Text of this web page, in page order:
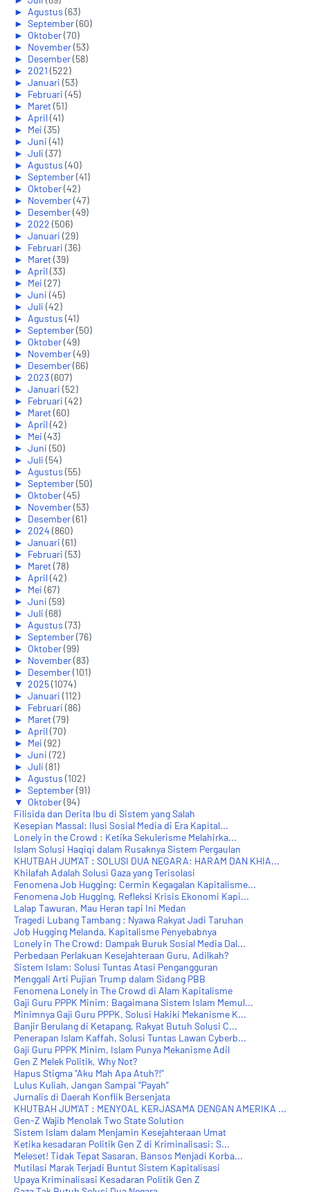
► Agustus (63)
► September(60)
► Oktober(70)
► November(53)
► Desember(58)
► 2021 (522)
► Januari (53)
► Februari (45)
► Maret(51)
► April(41)
► Mei (35)
► Juni (41)
► Juli (37)
► Agustus (40)
► September(41)
► Oktober(42)
► November(47)
► Desember(49)
► 2022 (506)
► Januari (29)
► Februari (36)
► Maret(39)
► April(33)
► Mei (27)
► Juni (45)
► Juli (42)
► Agustus (41)
► September(50)
► Oktober(49)
► November(49)
► Desember(66)
► 2023(607)
► Januari (52)
► Februari (42)
► Maret(60)
► April(42)
► Mei (43)
► Juni (50)
► Juli (54)
► Agustus (55)
► September(50)
► Oktober(45)
► November(53)
► Desember(61)
► 2024 (860)
► Januari (61)
► Februari (53)
► Maret(78)
► April(42)
► Mei (67)
► Juni (59)
► Juli (68)
► Agustus (73)
► September(76)
► Oktober(99)
► November(83)
► Desember(101)
▼ 2025(1074)
► Januari (112)
► Februari (86)
► Maret(79)
► April(70)
► Mei (92)
► Juni (72)
► Juli (81)
► Agustus (102)
► September(91)
▼ Oktober(94)
Filisida dan Derita Ibu di Sistem yang Salah
Kesepian Massal: Ilusi Sosial Media di Era Kapital...
Lonely in the Crowd : Ketika Sekulerisme Melahirka...
Islam Solusi Haqiqi dalam Rusaknya Sistem Pergaulan
KHUTBAH JUM'AT : SOLUSI DUA NEGARA: HARAM DAN KHIA...
Khilafah Adalah Solusi Gaza yang Terisolasi
Fenomena Job Hugging: Cermin Kegagalan Kapitalisme...
Fenomena Job Hugging, Refleksi Krisis Ekonomi Kapi...
Lalap Tawuran, Mau Heran tapi Ini Medan
Tragedi Lubang Tambang : Nyawa Rakyat Jadi Taruhan
Job Hugging Melanda, Kapitalisme Penyebabnya
Lonely in The Crowd: Dampak Buruk Sosial Media Dal...
Perbedaan Perlakuan Kesejahteraan Guru, Adilkah?
Sistem Islam: Solusi Tuntas Atasi Pengangguran
Menggali Arti Pujian Trump dalam Sidang PBB
Fenomena Lonely in The Crowd di Alam Kapitalisme
Gaji Guru PPPK Minim: Bagaimana Sistem Islam Memul...
Minimnya Gaji Guru PPPK, Solusi Hakiki Mekanisme K...
Banjir Berulang di Ketapang, Rakyat Butuh Solusi C...
Penerapan Islam Kaffah, Solusi Tuntas Lawan Cyberb...
Gaji Guru PPPK Minim, Islam Punya Mekanisme Adil
Gen Z Melek Politik, Why Not?
Hapus Stigma "Aku Mah Apa Atuh?!"
Lulus Kuliah, Jangan Sampai “Payah”
Jurnalis di Daerah Konflik Bersenjata
KHUTBAH JUM'AT : MENYOAL KERJASAMA DENGAN AMERIKA ...
Gen-Z Wajib Menolak Two State Solution
Sistem Islam dalam Menjamin Kesejahteraan Umat
Ketika kesadaran Politik Gen Z di Kriminalisasi: S...
Meleset! Tidak Tepat Sasaran, Bansos Menjadi Korba...
Mutilasi Marak Terjadi Buntut Sistem Kapitalisasi
Upaya Kriminalisasi Kesadaran Politik Gen Z